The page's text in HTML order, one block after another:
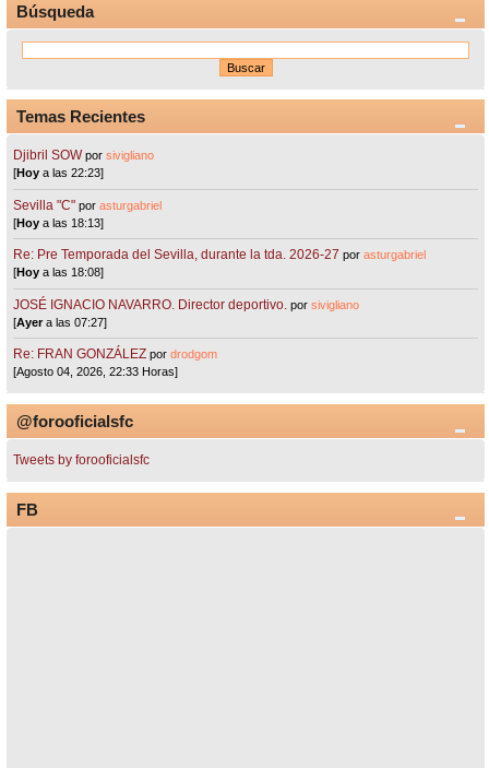
Búsqueda
Temas Recientes
Djibril SOW porsivigliano
[Hoy a las 22:23]
Sevilla "C"porasturgabriel
[Hoy a las 18:13]
Re: Pre Temporada del Sevilla, durante la tda. 2026-27 porasturgabriel
[Hoy a las 18:08]
JOSÉ IGNACIO NAVARRO. Director deportivo. porsivigliano
[Ayera las 07:27]
Re: FRAN GONZÁLEZ pordrodgom
[Agosto 04, 2026, 22:33 Horas]
@forooficialsfc
Tweets by forooficialsfc
FB